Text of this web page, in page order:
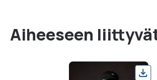
Aiheeseen